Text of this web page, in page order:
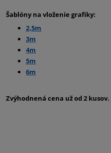
Šablóny na vloženie grafiky:
2,5m
3m
4m
5m
6m
Zvýhodnená cena už od 2 kusov.